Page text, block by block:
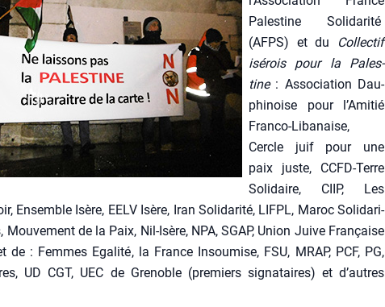
Pales­tine Soli­da­ri­té
(AFPS) et du
Col­lec­tif
isé­rois pour la Pales­
tine: Asso­cia­tion Dau­
phi­noise pour l’Amitié
Fran­co-Liba­naise,
Cercle juif pour une
paix juste, CCFD-Terre
Soli­daire, CIIP, Les
Ensemble Isère, EELV Isère, Iran Soli­da­ri­té, LIFPL, Maroc Soli­da­ri­
Mou­ve­ment de la Paix, Nil-Isère, NPA, SGAP, Union Juive Fran­çaise
de : Femmes Ega­li­té, la France Insou­mise, FSU, MRAP, PCF, PG,
UD CGT, UEC de Gre­noble (pre­miers signa­taires) et d’autres